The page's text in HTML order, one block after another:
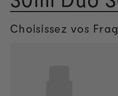
Choisissez vos